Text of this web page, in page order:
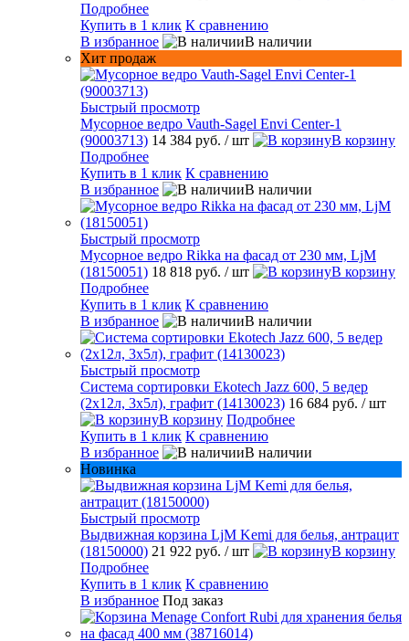
Подробнее
Купить в 1 клик К сравнению
В избранное
В наличии
Хит продаж
Быстрый просмотр
Мусорное ведро Vauth-Sagel Envi Center-1
(90003713) 14 384 руб. / шт
В корзину
Подробнее
Купить в 1 клик К сравнению
В избранное
В наличии
Быстрый просмотр
Мусорное ведро Rikka на фасад от 230 мм, LjM
(18150051) 18 818 руб. / шт
В корзину
Подробнее
Купить в 1 клик К сравнению
В избранное
В наличии
Быстрый просмотр
Система сортировки Ekotech Jazz 600, 5 ведер
(2х12л, 3х5л), графит (14130023) 16 684 руб. / шт
В корзину Подробнее
Купить в 1 клик К сравнению
В избранное
В наличии
Новинка
Быстрый просмотр
Выдвижная корзина LjM Kemi для белья, антрацит
(18150000) 21 922 руб. / шт
В корзину
Подробнее
Купить в 1 клик К сравнению
В избранное Под заказ